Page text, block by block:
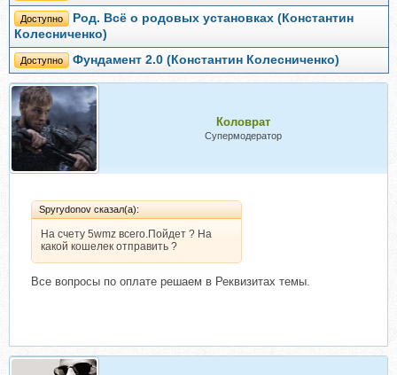
Доступно
Род. Всё о родовых установках (Константин
Колесниченко)
Доступно Фундамент 2.0 (Константин Колесниченко)
Коловрат
Супермодератор
Spyrydonov сказал(а):
На счету 5wmz всего.Пойдет ? На
какой кошелек отправить ?
Все вопросы по оплате решаем в Реквизитах темы.